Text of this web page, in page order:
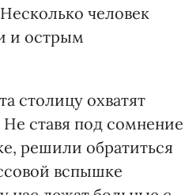
человек
и острым
столицу охватят
ставя под сомнение
решили обратиться
вспышке